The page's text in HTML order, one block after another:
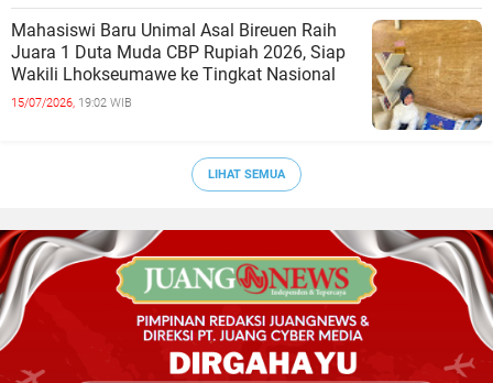
Mahasiswi Baru Unimal Asal Bireuen Raih
Juara 1 Duta Muda CBP Rupiah 2026, Siap
Wakili Lhokseumawe ke Tingkat Nasional
15/07/2026, 19:02 WIB
LIHAT SEMUA